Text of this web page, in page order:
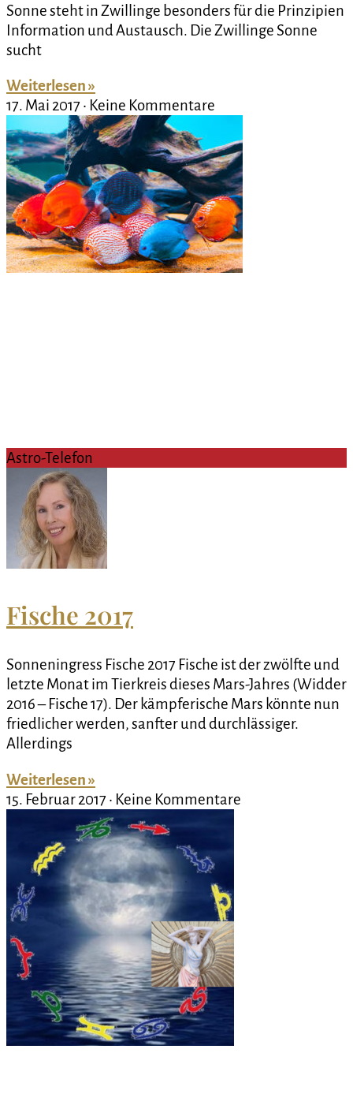
Sonne steht in Zwillinge besonders für die Prinzipien
Information und Austausch. Die Zwillinge Sonne
sucht
Weiterlesen »
17. Mai 2017
Keine Kommentare
Astro-Telefon
Fische 2017
Sonneningress Fische 2017 Fische ist der zwölfte und
letzte Monat im Tierkreis dieses Mars-Jahres (Widder
2016 – Fische 17). Der kämpferische Mars könnte nun
friedlicher werden, sanfter und durchlässiger.
Allerdings
Weiterlesen »
15. Februar 2017
Keine Kommentare